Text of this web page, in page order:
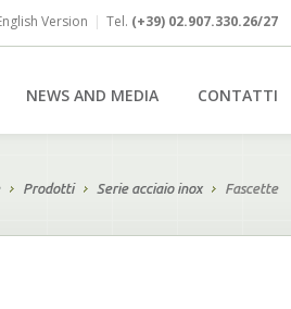
Version | Tel. (+39) 02.907.330.26/27
NEWS AND MEDIA CONTATTI
Prodotti Serie acciaio inox Fascette